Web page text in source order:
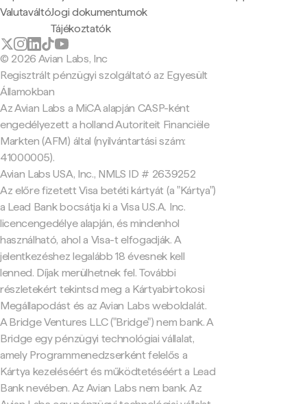
ValutaváltóJogi dokumentumok
Tájékoztatók
© 2026 Avian Labs, Inc
Regisztrált pénzügyi szolgáltató az Egyesült
Államokban
Az Avian Labs a MiCA alapján CASP-ként
engedélyezett a holland Autoriteit Financiële
Markten (AFM) által (nyilvántartási szám:
41000005).
Avian Labs USA, Inc., NMLS ID # 2639252
Az előre fizetett Visa betéti kártyát (a "Kártya")
a Lead Bank bocsátja ki a Visa U.S.A. Inc.
licencengedélye alapján, és mindenhol
használható, ahol a Visa-t elfogadják. A
jelentkezéshez legalább 18 évesnek kell
lenned. Díjak merülhetnek fel. További
részletekért tekintsd meg a Kártyabirtokosi
Megállapodást és az Avian Labs weboldalát.
A Bridge Ventures LLC ("Bridge") nem bank. A
Bridge egy pénzügyi technológiai vállalat,
amely Programmenedzserként felelős a
Kártya kezeléséért és működtetéséért a Lead
Bank nevében. Az Avian Labs nem bank. Az